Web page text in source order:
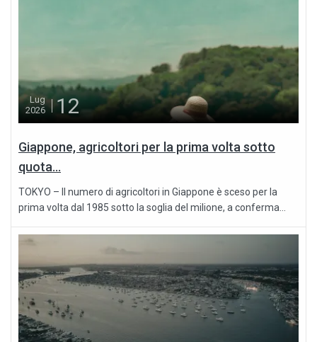
Lug
2026
12
Giappone, agricoltori per la prima volta sotto
quota...
TOKYO – Il numero di agricoltori in Giappone è sceso per la
prima volta dal 1985 sotto la soglia del milione, a conferma...